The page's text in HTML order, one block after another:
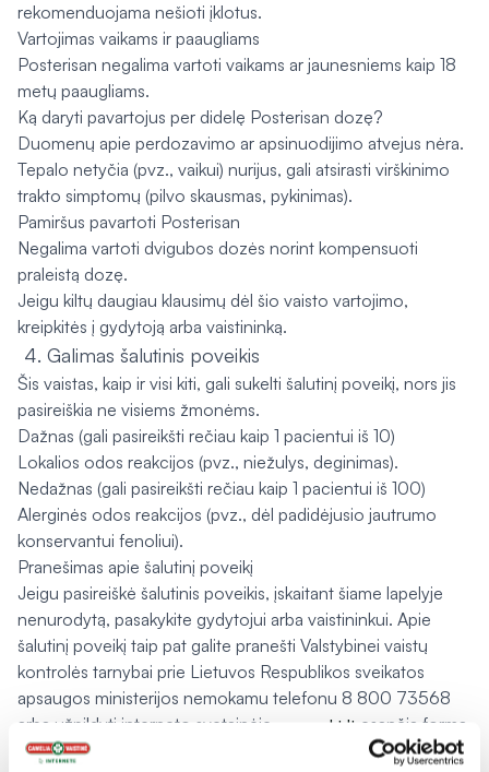
rekomenduojama nešioti įklotus.
Vartojimas vaikams ir paaugliams
Posterisan negalima vartoti vaikams ar jaunesniems kaip 18
metų paaugliams.
Ką daryti pavartojus per didelę Posterisan dozę?
Duomenų apie perdozavimo ar apsinuodijimo atvejus nėra.
Tepalo netyčia (pvz., vaikui) nurijus, gali atsirasti virškinimo
trakto simptomų (pilvo skausmas, pykinimas).
Pamiršus pavartoti Posterisan
Negalima vartoti dvigubos dozės norint kompensuoti
praleistą dozę.
Jeigu kiltų daugiau klausimų dėl šio vaisto vartojimo,
kreipkitės į gydytoją arba vaistininką.
Galimas šalutinis poveikis
Šis vaistas, kaip ir visi kiti, gali sukelti šalutinį poveikį, nors jis
pasireiškia ne visiems žmonėms.
Dažnas (gali pasireikšti rečiau kaip 1 pacientui iš 10)
Lokalios odos reakcijos (pvz., niežulys, deginimas).
Nedažnas (gali pasireikšti rečiau kaip 1 pacientui iš 100)
Alerginės odos reakcijos (pvz., dėl padidėjusio jautrumo
konservantui fenoliui).
Pranešimas apie šalutinį poveikį
Jeigu pasireiškė šalutinis poveikis, įskaitant šiame lapelyje
nenurodytą, pasakykite gydytojui arba vaistininkui. Apie
šalutinį poveikį taip pat galite pranešti Valstybinei vaistų
kontrolės tarnybai prie Lietuvos Respublikos sveikatos
apsaugos ministerijos nemokamu telefonu 8 800 73568
arba užpildyti interneto svetainėje
www.vvkt.lt esančią formą
ir pateikti ją Valstybinei vaistų kontrolės tarnybai prie